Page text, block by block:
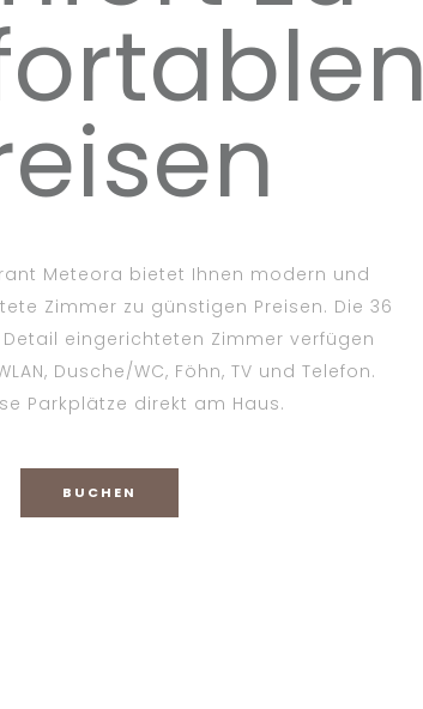
Meteora bietet Ihnen modern und
Zimmer zu günstigen Preisen. Die 36
eingerichteten Zimmer verfügen
Dusche/WC, Föhn, TV und Telefon.
Parkplätze direkt am Haus.
BUCHEN